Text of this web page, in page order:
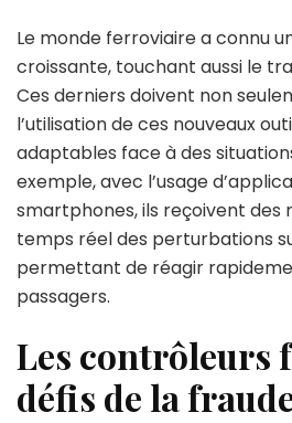
Le monde ferroviaire a connu
croissante, touchant aussi le
Ces derniers doivent non
l’utilisation de ces nouveaux
adaptables face à des
exemple, avec l’usage
smartphones, ils reçoivent des
temps réel des perturbations
permettant de réagir
passagers.
Les contrôleurs
défis de la